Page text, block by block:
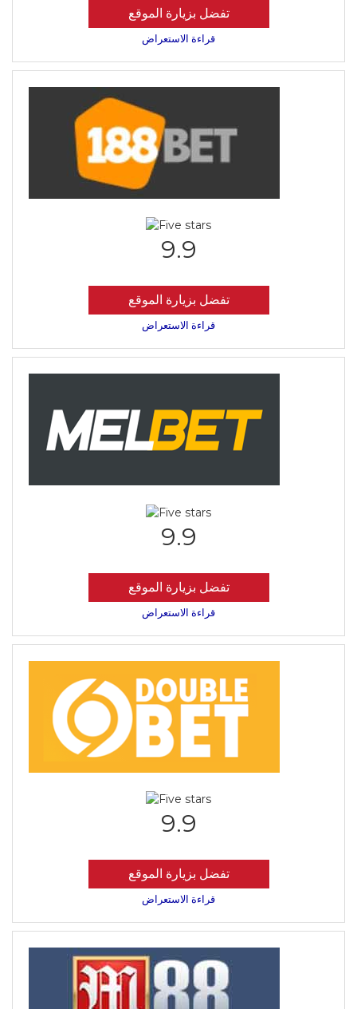
تفضل بزيارة الموقع
قراءة الاستعراض
9.9
تفضل بزيارة الموقع
قراءة الاستعراض
9.9
تفضل بزيارة الموقع
قراءة الاستعراض
9.9
تفضل بزيارة الموقع
قراءة الاستعراض